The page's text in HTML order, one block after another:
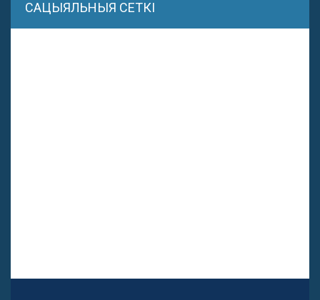
САЦЫЯЛЬНЫЯ СЕТКІ